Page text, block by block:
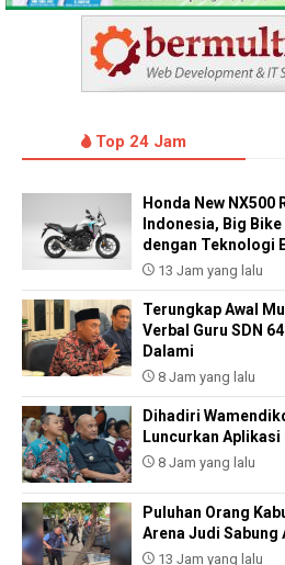
Top 24 Jam
Honda New
Indonesia, Big
dengan Teknologi
13 Jam yang lalu
Terungkap Awal
Verbal Guru SDN
Dalami
8 Jam yang lalu
Dihadiri
Luncurkan
8 Jam yang lalu
Puluhan Orang
Arena Judi Sabung
13 Jam yang lalu